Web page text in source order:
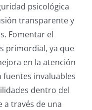
psicológica
transparente y
Fomentar el
primordial, ya que
en la atención
fuentes invaluables
dentro del
a través de una